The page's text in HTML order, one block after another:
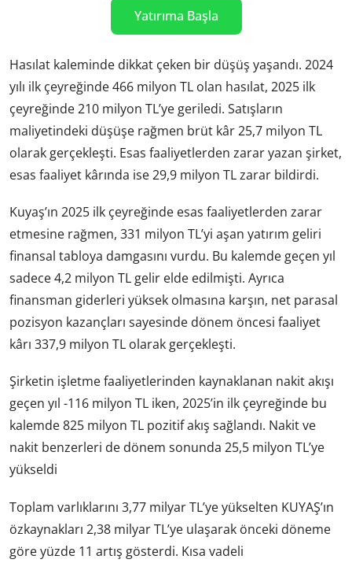
Yatırıma Başla
Hasılat kaleminde dikkat çeken bir düşüş yaşandı. 2024
yılı ilk çeyreğinde 466 milyon TL olan hasılat, 2025 ilk
çeyreğinde 210 milyon TL’ye geriledi. Satışların
maliyetindeki düşüşe rağmen brüt kâr 25,7 milyon TL
olarak gerçekleşti. Esas faaliyetlerden zarar yazan şirket,
esas faaliyet kârında ise 29,9 milyon TL zarar bildirdi.
Kuyaş’ın 2025 ilk çeyreğinde esas faaliyetlerden zarar
etmesine rağmen, 331 milyon TL’yi aşan yatırım geliri
finansal tabloya damgasını vurdu. Bu kalemde geçen yıl
sadece 4,2 milyon TL gelir elde edilmişti. Ayrıca
finansman giderleri yüksek olmasına karşın, net parasal
pozisyon kazançları sayesinde dönem öncesi faaliyet
kârı 337,9 milyon TL olarak gerçekleşti.
Şirketin işletme faaliyetlerinden kaynaklanan nakit akışı
geçen yıl -116 milyon TL iken, 2025’in ilk çeyreğinde bu
kalemde 825 milyon TL pozitif akış sağlandı. Nakit ve
nakit benzerleri de dönem sonunda 25,5 milyon TL’ye
yükseldi
Toplam varlıklarını 3,77 milyar TL’ye yükselten KUYAŞ’ın
özkaynakları 2,38 milyar TL’ye ulaşarak önceki döneme
göre yüzde 11 artış gösterdi. Kısa vadeli